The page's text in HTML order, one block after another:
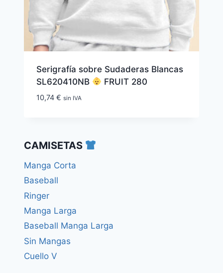
Serigrafía sobre Sudaderas Blancas
SL620410NB
FRUIT 280
10,74 € sin IVA
CAMISETAS
Manga Corta
Baseball
Ringer
Manga Larga
Baseball Manga Larga
Sin Mangas
Cuello V